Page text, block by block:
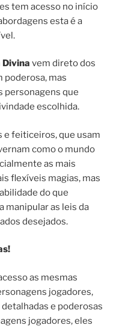
tem acesso no início
esta é a
Divina vem direto dos
poderosa, mas
personagens que
escolhida.
e feiticeiros, que usam
como o mundo
as mais
flexíveis magias, mas
do que
manipular as leis da
desejados.
as mesmas
jogadores,
e poderosas
jogadores, eles